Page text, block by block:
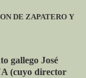
DE ZAPATERO Y
gallego José
(cuyo director